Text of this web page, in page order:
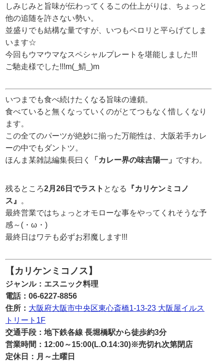
しみじみと旨味が伝わってくるこの仕上がりは、ちょっと
他の追随を許さない勢い。
並盛りでも結構な量ですが、いつもペロリと平らげてしま
います☆
今回もウマウマなスペシャルプレートを堪能しました!!!
ご馳走様でした!!!m(_鯖_)m
いつまでも食べ続けたくなる旨味の連鎖。
食べていると無くなっていくのがとてつもなく惜しくなり
ます。
この全てのパーツが絶妙に揃った万能性は、大阪若手カレ
ーの中でもダントツ。
ほんま某雑誌編集長曰く
「カレー界の味吉陽一」 ですわ。
残るところ2月26日でラスト となる
『カリケンミコノ
ス』
。
最終営業ではちょっとオモローな事をやってくれそうな予
感～(・ω・)
最終日はワテも必ずお邪魔します!!!
【カリケンミコノス】
ジャンル：エスニック料理
電話：06-6227-8856
住所： 大阪府大阪市中央区東心斎橋1-13-23 大阪屋イルス
トリート1F
交通手段：地下鉄各線 長堀橋駅から徒歩約3分
営業時間：12:00～15:00(L.O.14:30)※売切れ次第閉店
定休日：月～土曜日